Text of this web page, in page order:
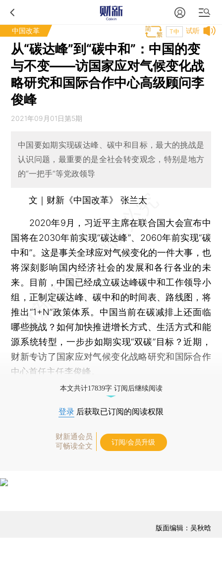
中国改革 试听
T中
从“碳达峰”到“碳中和”：中国的变
与不变——访国家应对气候变化战
略研究和国际合作中心高级顾问李
俊峰
2021年09月01日第5期
中国要如期实现碳达峰、碳中和目标，最大的挑战是
认识问题，最重要的是全社会转变观念，特别是地方
的“一把手”等党政领导
文｜财新《中国改革》 张兰太
2020年9月，习近平主席在联合国大会宣布中
国将在2030年前实现“碳达峰”、2060年前实现“碳
中和”。这是事关全球应对气候变化的一件大事，也
将深刻影响国内经济社会的发展和各行各业的未
来。目前，中国已经成立碳达峰碳中和工作领导小
组，正制定碳达峰、碳中和的时间表、路线图，将
推出“1+N”政策体系。中国当前在碳减排上还面临
哪些挑战？如何加快推进增长方式、生活方式和能
源系统转型，一步步如期实现“双碳”目标？近期，
财新专访了国家应对气候变化战略研究和国际合作
中心首任主任李俊峰。
本文共计17839字 订阅后继续阅读
登录 后获取已订阅的阅读权限
财新通会员
可畅读全文
订阅/会员升级
版面编辑：吴秋晗